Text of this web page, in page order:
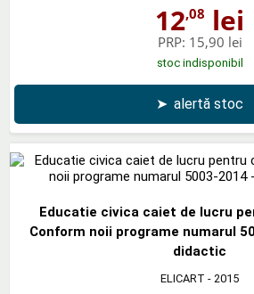
12,08 lei
PRP: 15,90 lei
stoc indisponibil
➤ alertă stoc
Educatie civica caiet de lucru
Conform noii programe numarul
didactic
ELICART - 2015